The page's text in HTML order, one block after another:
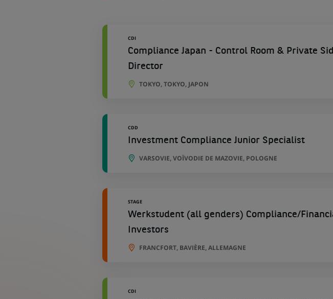
CDI
Compliance Japan - Control Room & Private
Director
TOKYO, TOKYO, JAPON
CDD
Investment Compliance Junior Specialist
VARSOVIE, VOÏVODIE DE MAZOVIE, POLOGNE
STAGE
Werkstudent (all genders) Compliance/
Investors
FRANCFORT, BAVIÈRE, ALLEMAGNE
CDI